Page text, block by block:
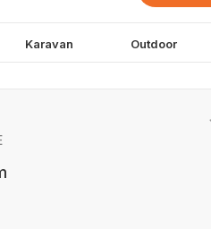
Karavan Outdoor